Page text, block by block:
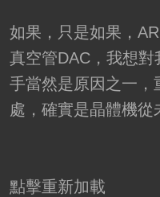
如果，只是如果，
真空管DAC，我想
手當然是原因之一，
處，確實是晶體機從
點擊重新加載